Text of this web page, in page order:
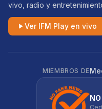
vivo, radio y
Ver IFM Play en vivo
MIEMBROS DE